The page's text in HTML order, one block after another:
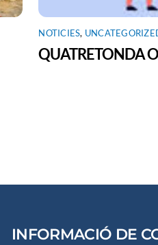
NOTICIES,
QUATRETONDA
INFORMACIÓ DE